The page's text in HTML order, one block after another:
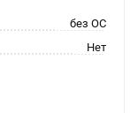
без ОС
Нет